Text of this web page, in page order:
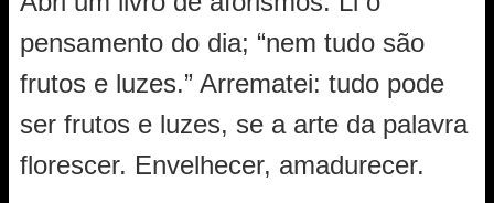
pensamento do dia; “nem tudo são
frutos e luzes.” Arrematei: tudo pode
ser frutos e luzes, se a arte da palavra
florescer. Envelhecer, amadurecer.